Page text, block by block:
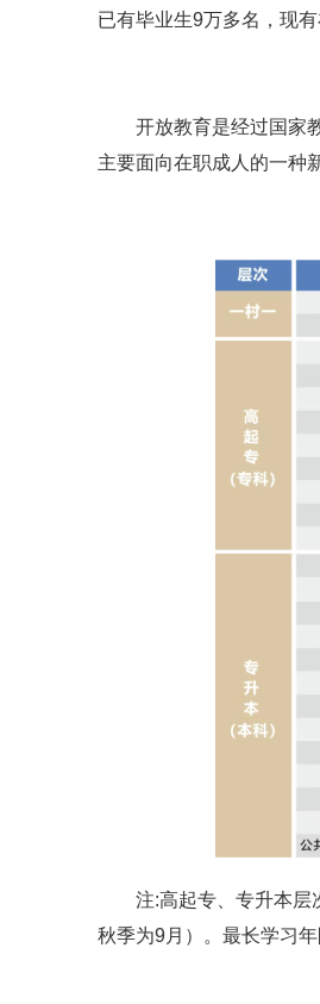
已有毕业生9万多名，现有
开放教育是经过国家
主要面向在职成人的一种
注:高起专、专升本层
秋季为9月）。最长学习